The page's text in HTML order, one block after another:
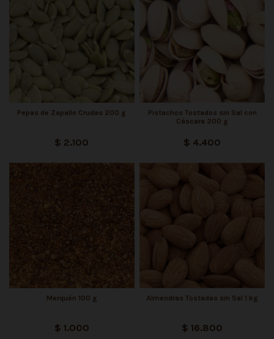
Pepas de Zapallo Crudas 200 g
$ 2.100
Pistachos Tostados sin Sal con
Cáscara 200 g
$ 4.400
Merquén 100 g
$ 1.000
Almendras Tostadas sin Sal 1 kg
$ 16.800